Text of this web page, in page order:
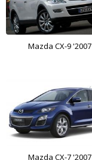
Mazda CX-9 '2007
Mazda CX-7 '2007